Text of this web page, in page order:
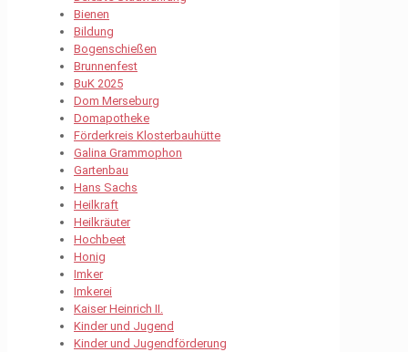
Bienen
Bildung
Bogenschießen
Brunnenfest
BuK 2025
Dom Merseburg
Domapotheke
Förderkreis Klosterbauhütte
Galina Grammophon
Gartenbau
Hans Sachs
Heilkraft
Heilkräuter
Hochbeet
Honig
Imker
Imkerei
Kaiser Heinrich II.
Kinder und Jugend
Kinder und Jugendförderung